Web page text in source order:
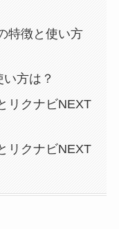
特徴と使い方
方は？
リクナビNEXT
リクナビNEXT